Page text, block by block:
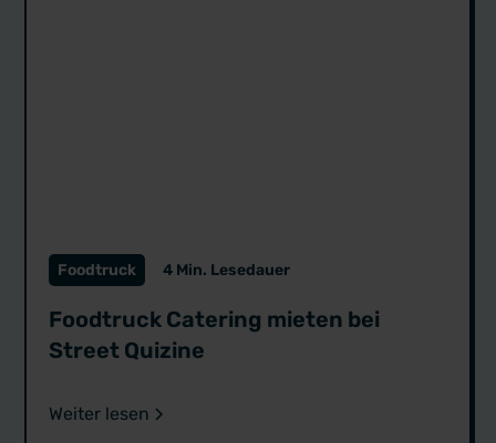
Foodtruck 4 Min. Lesedauer
Foodtruck Catering mieten bei
Street Quizine
Weiter lesen